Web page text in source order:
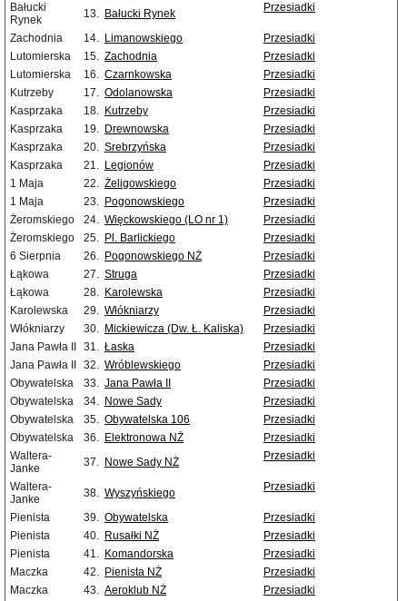
Bałucki
Rynek
13. Bałucki Rynek Przesiadki
Zachodnia 14. Limanowskiego
Przesiadki
Lutomierska
15. Zachodnia
Przesiadki
Lutomierska
16. Czarnkowska
Przesiadki
Kutrzeby
17. Odolanowska
Przesiadki
Kasprzaka
18. Kutrzeby
Przesiadki
Kasprzaka
19. Drewnowska
Przesiadki
Kasprzaka
20. Srebrzyńska
Przesiadki
Kasprzaka
21. Legionów
Przesiadki
1 Maja
22. Żeligowskiego
Przesiadki
1 Maja
23. Pogonowskiego
Przesiadki
Żeromskiego
24. Więckowskiego (LO nr 1)
Przesiadki
Żeromskiego
25. Pl. Barlickiego
Przesiadki
6 Sierpnia
26. Pogonowskiego NŻ
Przesiadki
Łąkowa
27. Struga
Przesiadki
Łąkowa
28. Karolewska
Przesiadki
Karolewska
29. Włókniarzy
Przesiadki
Włókniarzy
30. Mickiewicza (Dw. Ł. Kaliska)
Przesiadki
Jana Pawła II
31. Łaska
Przesiadki
Jana Pawła II
32. Wróblewskiego
Przesiadki
Obywatelska
33. Jana Pawła II
Przesiadki
Obywatelska
34. Nowe Sady
Przesiadki
Obywatelska
35. Obywatelska 106
Przesiadki
Obywatelska
36. Elektronowa NŻ
Przesiadki
Waltera-
Janke
37. Nowe Sady NŻ Przesiadki
Waltera-
Janke
38. Wyszyńskiego Przesiadki
Pienista 39. Obywatelska
Przesiadki
Pienista
40. Rusałki NŻ
Przesiadki
Pienista
41. Komandorska
Przesiadki
Maczka
42. Pienista NŻ
Przesiadki
Maczka
43. Aeroklub NŻ
Przesiadki